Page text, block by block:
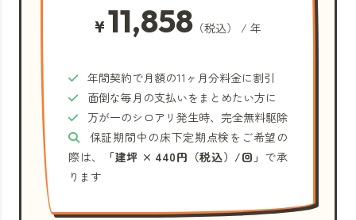
¥11,858 （税込） / 年
年間契約で月額の11ヶ月分料金に割引
面倒な毎月の支払いをまとめたい方に
万が一のシロアリ発生時、完全無料駆除
保証期間中の床下定期点検をご希望の
際は、
「建坪 × 440円（税込）/回」 で承
ります